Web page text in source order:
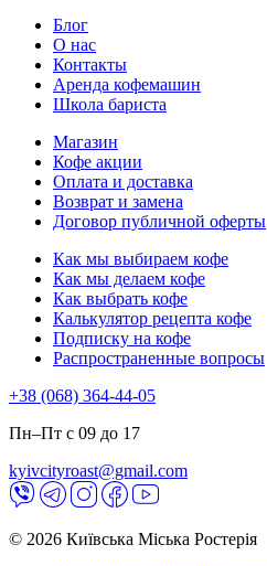
Блог
О нас
Контакты
Аренда кофемашин
Школа бариста
Магазин
Кофе акции
Оплата и доставка
Возврат и замена
Договор публичной оферты
Как мы выбираем кофе
Как мы делаем кофе
Как выбрать кофе
Калькулятор рецепта кофе
Подписку на кофе
Распространенные вопросы
+38 (068) 364-44-05
Пн–Пт с 09 до 17
kyivcityroast@gmail.com
© 2026 Київська Міська Ростерія